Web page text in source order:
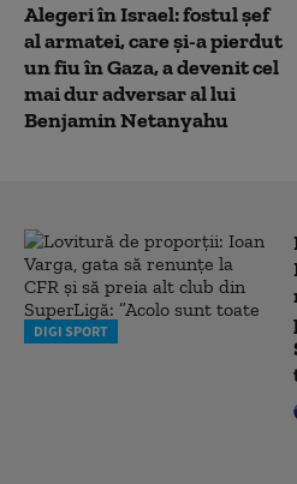
Alegeri în Israel: fostul șef
al armatei, care și-a pierdut
un fiu în Gaza, a devenit cel
mai dur adversar al lui
Benjamin Netanyahu
DIGI SPORT